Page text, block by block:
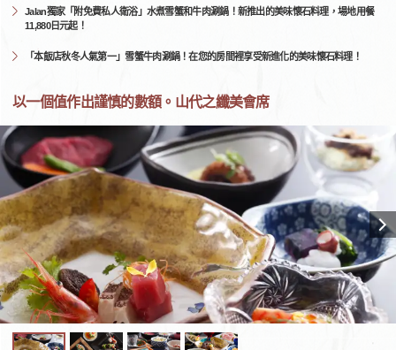
Jalan獨家「附免費私人衛浴」水煮雪蟹和牛肉涮鍋！新推出的美味懷石料理，場地用餐
11,880日元起！
「本飯店秋冬人氣第一」雪蟹牛肉涮鍋！在您的房間裡享受新進化的美味懷石料理！
以一個值作出謹慎的數額。山代之纖美會席